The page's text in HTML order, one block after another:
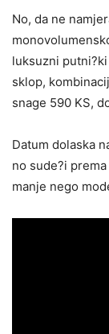
No, da ne
luksuzni
sklop,
snage 590 KS,
Datum dolaska
no sude?i
manje nego